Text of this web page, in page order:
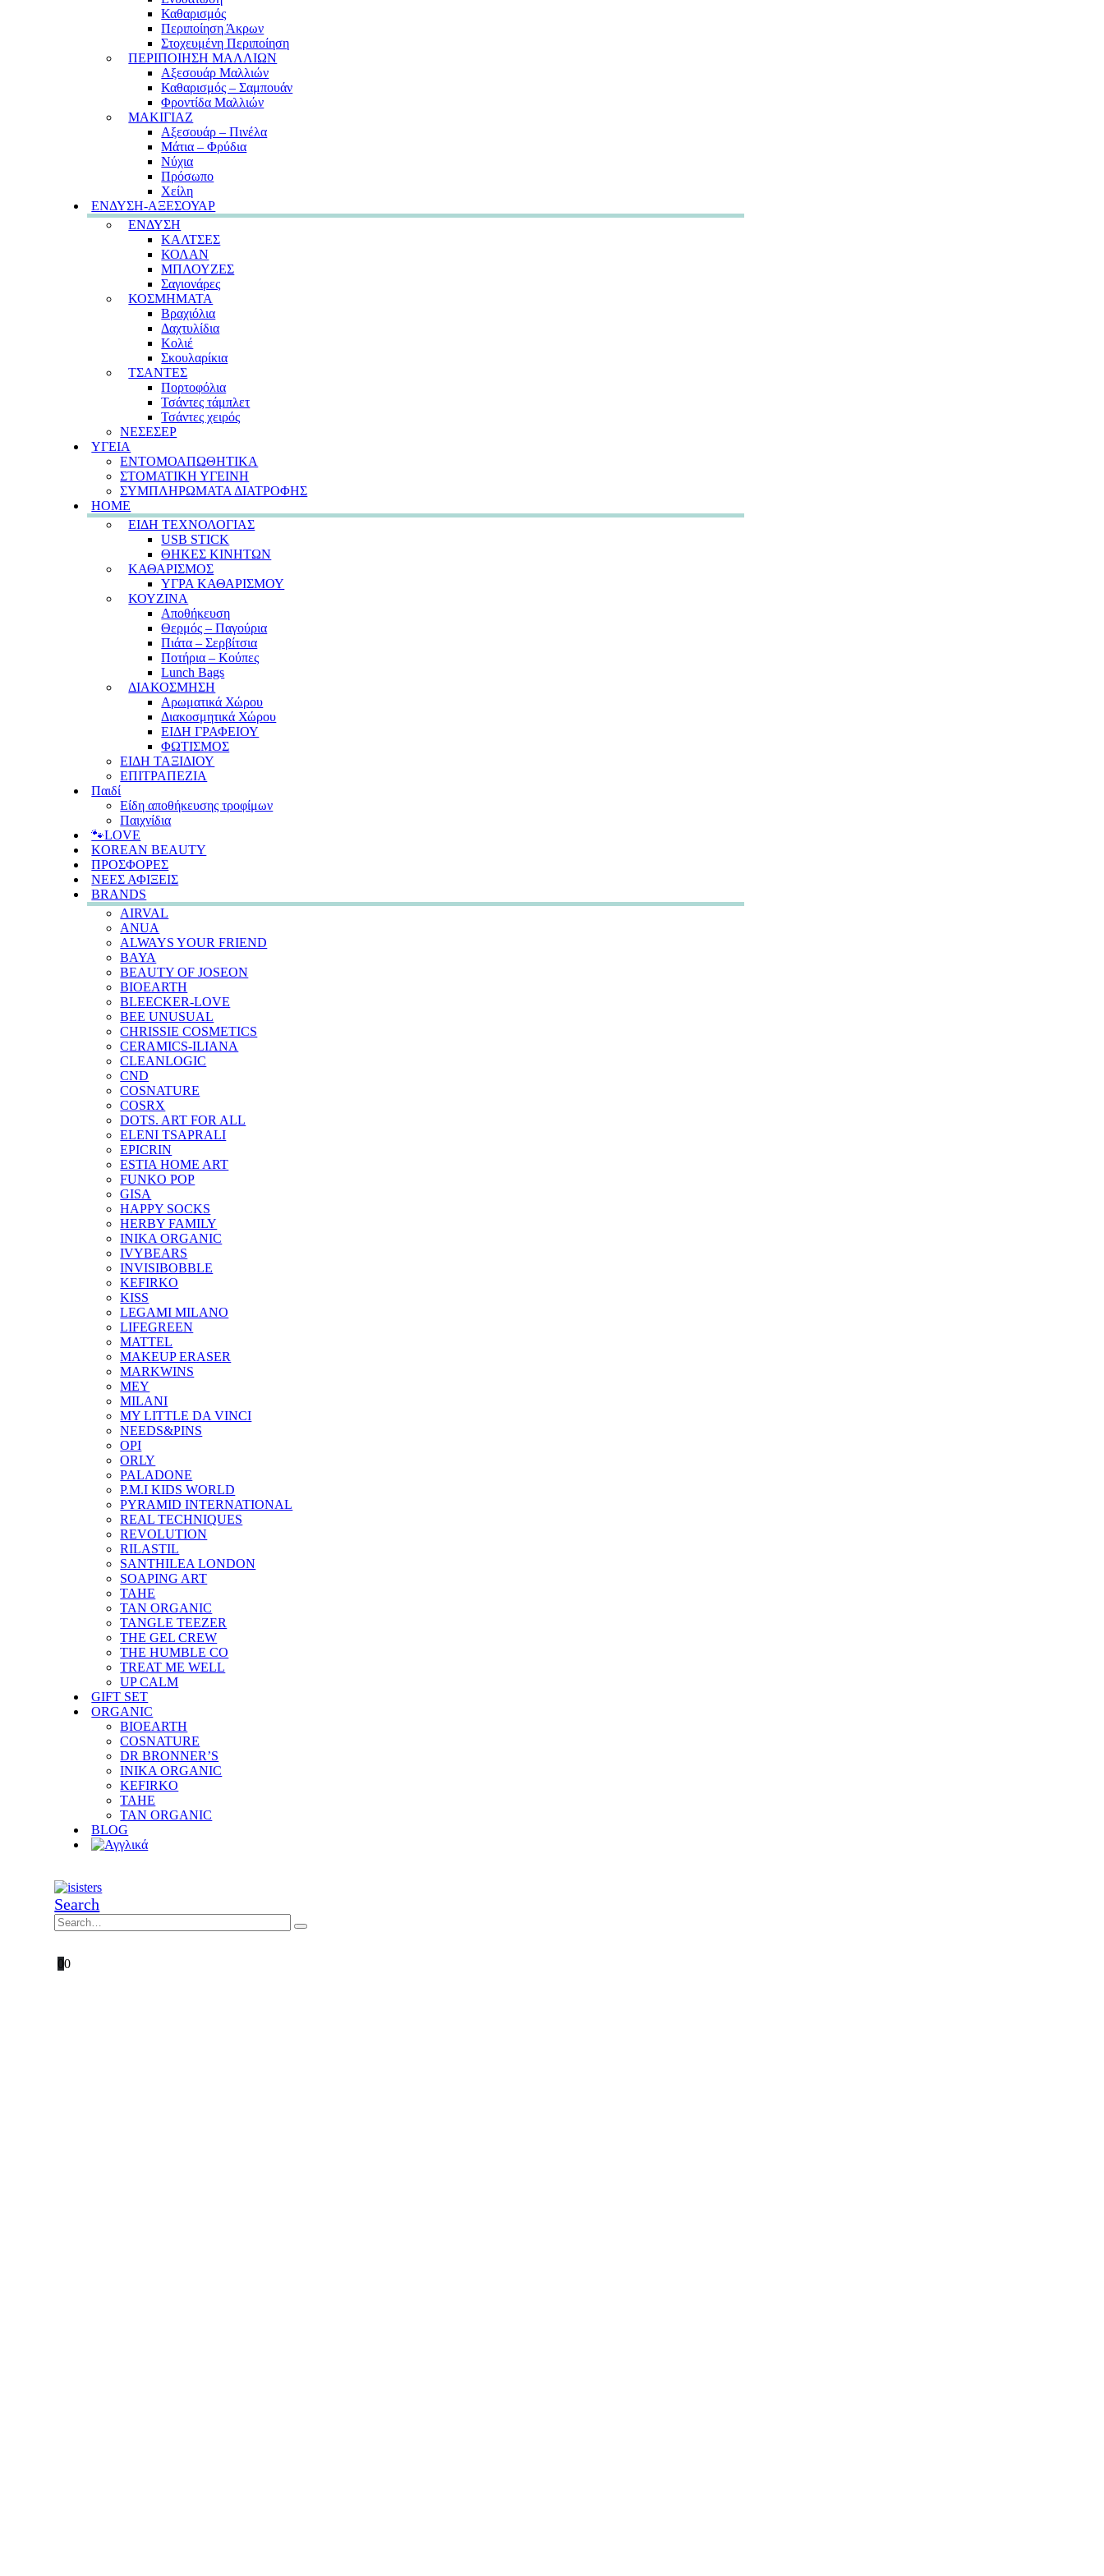
Καθαρισμός
Περιποίηση Άκρων
Στοχευμένη Περιποίηση
ΠΕΡΙΠΟΙΗΣΗ ΜΑΛΛΙΩΝ
Αξεσουάρ Μαλλιών
Καθαρισμός – Σαμπουάν
Φροντίδα Μαλλιών
ΜΑΚΙΓΙΑΖ
Αξεσουάρ – Πινέλα
Μάτια – Φρύδια
Νύχια
Πρόσωπο
Χείλη
ΕΝΔΥΣΗ-ΑΞΕΣΟΥΑΡ
ΕΝΔΥΣΗ
ΚΑΛΤΣΕΣ
ΚΟΛΑΝ
ΜΠΛΟΥΖΕΣ
Σαγιονάρες
ΚΟΣΜΗΜΑΤΑ
Βραχιόλια
Δαχτυλίδια
Κολιέ
Σκουλαρίκια
ΤΣΑΝΤΕΣ
Πορτοφόλια
Τσάντες τάμπλετ
Τσάντες χειρός
ΝΕΣΕΣΕΡ
ΥΓΕΙΑ
ΕΝΤΟΜΟΑΠΩΘΗΤΙΚΑ
ΣΤΟΜΑΤΙΚΗ ΥΓΕΙΝΗ
ΣΥΜΠΛΗΡΩΜΑΤΑ ΔΙΑΤΡΟΦΗΣ
HOME
ΕΙΔΗ ΤΕΧΝΟΛΟΓΙΑΣ
USB STICK
ΘΗΚΕΣ ΚΙΝΗΤΩΝ
ΚΑΘΑΡΙΣΜΟΣ
ΥΓΡΑ ΚΑΘΑΡΙΣΜΟΥ
ΚΟΥΖΙΝΑ
Αποθήκευση
Θερμός – Παγούρια
Πιάτα – Σερβίτσια
Ποτήρια – Κούπες
Lunch Bags
ΔΙΑΚΟΣΜΗΣΗ
Αρωματικά Χώρου
Διακοσμητικά Χώρου
ΕΙΔΗ ΓΡΑΦΕΙΟΥ
ΦΩΤΙΣΜΟΣ
ΕΙΔΗ ΤΑΞΙΔΙΟΥ
ΕΠΙΤΡΑΠΕΖΙΑ
Παιδί
Είδη αποθήκευσης τροφίμων
Παιχνίδια
🐾LOVE
KOREAN BEAUTY
ΠΡΟΣΦΟΡΕΣ
ΝΕΕΣ ΑΦΙΞΕΙΣ
BRANDS
AIRVAL
ANUA
ALWAYS YOUR FRIEND
BAYA
BEAUTY OF JOSEON
BIOEARTH
BLEECKER-LOVE
BEE UNUSUAL
CHRISSIE COSMETICS
CERAMICS-ILIANA
CLEANLOGIC
CND
COSNATURE
COSRX
DOTS. ART FOR ALL
ELENI TSAPRALI
EPICRIN
ESTIA HOME ART
FUNKO POP
GISA
HAPPY SOCKS
HERBY FAMILY
INIKA ORGANIC
IVYBEARS
INVISIBOBBLE
KEFIRKO
KISS
LEGAMI MILANO
LIFEGREEN
MATTEL
MAKEUP ERASER
MARKWINS
MEY
MILANI
MY LITTLE DA VINCI
NEEDS&PINS
OPI
ORLY
PALADONE
P.M.I KIDS WORLD
PYRAMID INTERNATIONAL
REAL TECHNIQUES
REVOLUTION
RILASTIL
SANTHILEA LONDON
SOAPING ART
TAHE
TAN ORGANIC
TANGLE TEEZER
THE GEL CREW
THE HUMBLE CO
TREAT ME WELL
UP CALM
GIFT SET
ORGANIC
BIOEARTH
COSNATURE
DR BRONNER’S
INIKA ORGANIC
KEFIRKO
TAHE
TAN ORGANIC
BLOG
Search
00